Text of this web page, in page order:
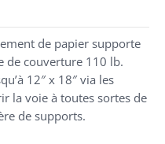
de papier supporte
de couverture 110 lb.
12″ x 18″ via les
la voie à toutes sortes de
de supports.